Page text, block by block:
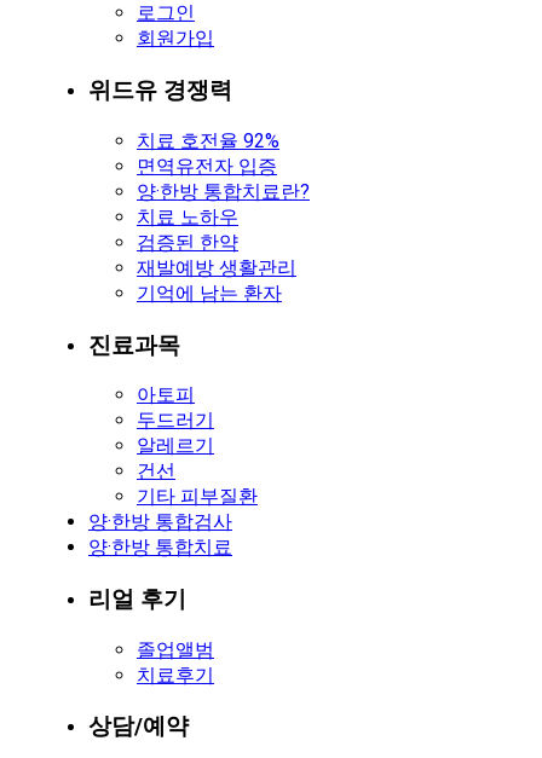
로그인
회원가입
위드유 경쟁력
치료 호전율 92%
면역유전자 입증
양·한방 통합치료란?
치료 노하우
검증된 한약
재발예방 생활관리
기억에 남는 환자
진료과목
아토피
두드러기
알레르기
건선
기타 피부질환
양·한방 통합검사
양·한방 통합치료
리얼 후기
졸업앨범
치료후기
상담/예약